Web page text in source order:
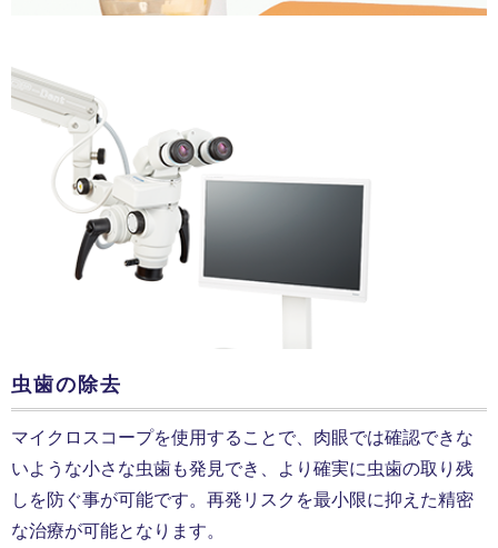
虫歯の除去
マイクロスコープを使用することで、肉眼では確認できな
いような小さな虫歯も発見でき、より確実に虫歯の取り残
しを防ぐ事が可能です。再発リスクを最小限に抑えた精密
な治療が可能となります。